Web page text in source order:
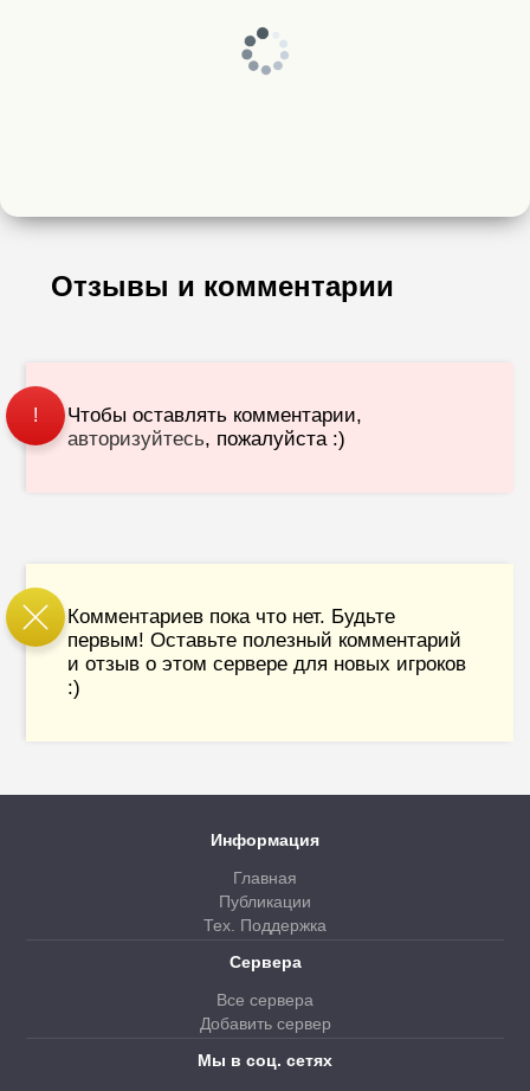
Отзывы и комментарии
!
Чтобы оставлять комментарии,
авторизуйтесь, пожалуйста :)
Комментариев пока что нет. Будьте
первым! Оставьте полезный комментарий
и отзыв о этом сервере для новых игроков
:)
Информация
Главная
Публикации
Тех. Поддержка
Сервера
Все сервера
Добавить сервер
Мы в соц. сетях